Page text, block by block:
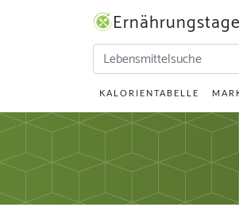
KALORIENTABELLE